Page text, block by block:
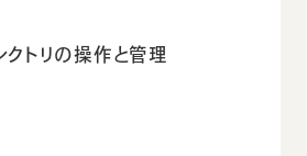
クトリの操作と管理